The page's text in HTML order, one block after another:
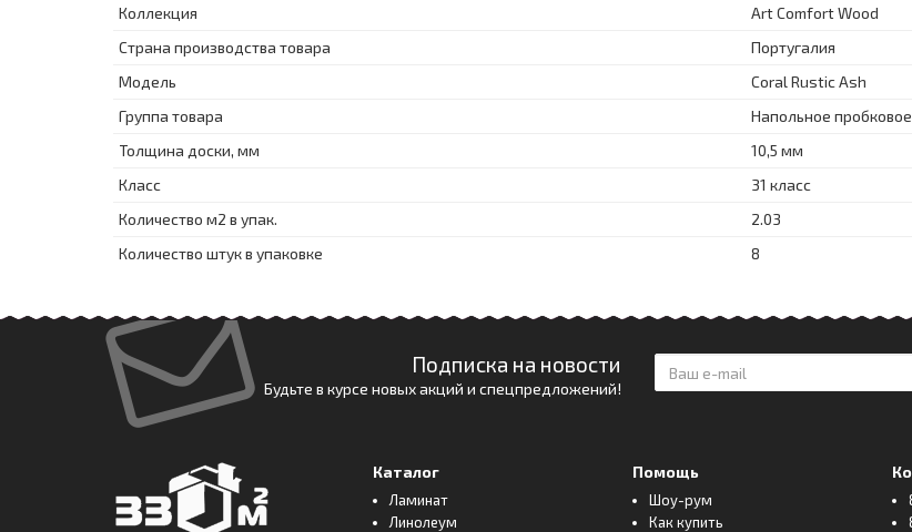
Коллекция
Art Comfort Wood
Страна производства товара
Португалия
Модель
Coral Rustic Ash
Группа товара
Напольное
Толщина доски, мм
10,5 мм
Класс
31 класс
Количество м2 в упак.
2.03
Количество штук в упаковке
8
Подписка на новости
Будьте в курсе новых акций и спецпредложений!
Каталог
Ламинат
Линолеум
Помощь
Шоу-рум
Как купить